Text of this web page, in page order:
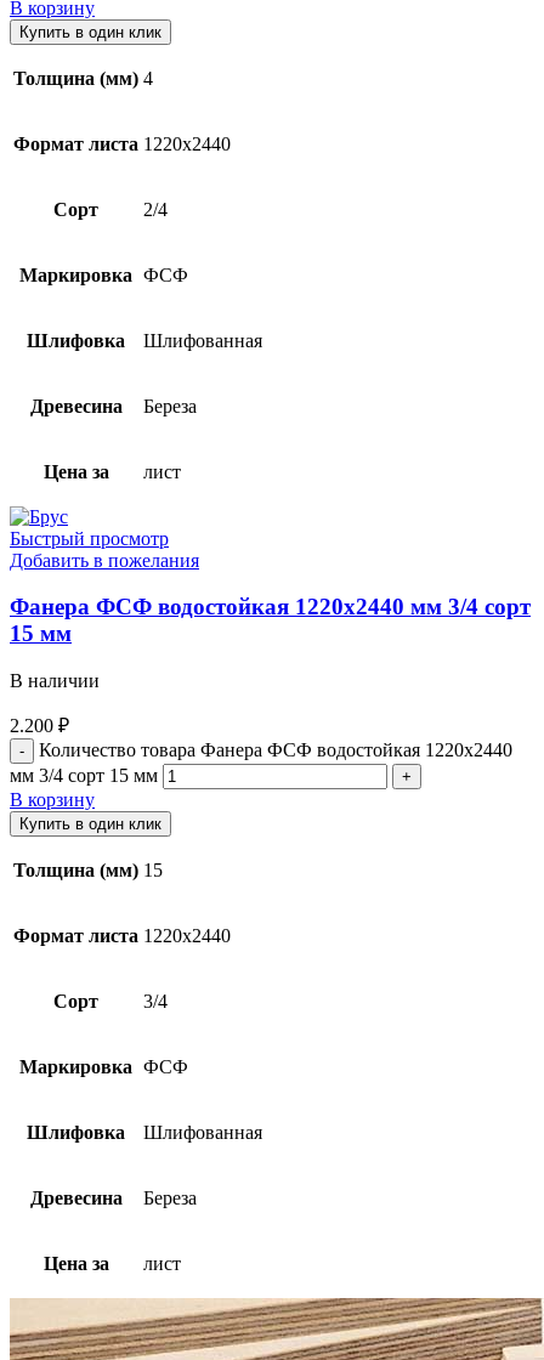
В корзину
Купить в один клик
Толщина (мм) 4
Формат листа 1220х2440
Сорт 2/4
Маркировка ФСФ
Шлифовка Шлифованная
Древесина Береза
Цена за лист
Быстрый просмотр
Добавить в пожелания
Фанера ФСФ водостойкая 1220х2440 мм 3/4 сорт
15 мм
В наличии
2.200 ₽
Количество товара Фанера ФСФ водостойкая 1220х2440
мм 3/4 сорт 15 мм
В корзину
Купить в один клик
Толщина (мм) 15
Формат листа 1220х2440
Сорт 3/4
Маркировка ФСФ
Шлифовка Шлифованная
Древесина Береза
Цена за лист